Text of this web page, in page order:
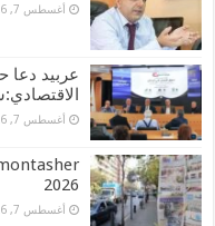
أغسطس 7, 2026
عربيد دعا
أغسطس 7, 2026
2026
أغسطس 7, 2026